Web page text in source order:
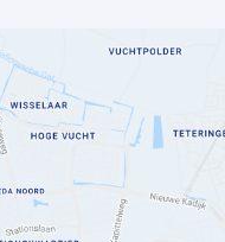
zelf hun rooster in
Dan is dit dé
jouw
om jou
bij te brengen
kan staan bij vragen.
genoeg